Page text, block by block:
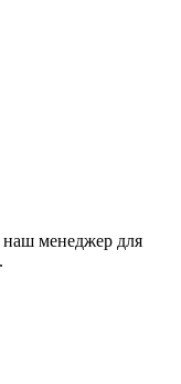
менеджер для